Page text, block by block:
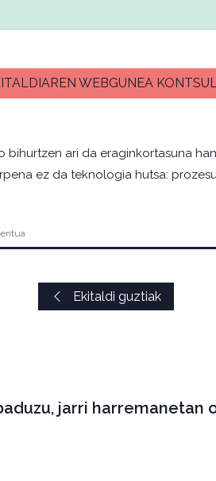
WEBGUNEA
ari da eraginkortasuna
ez da teknologia hutsa:
Ekitaldi guztiak
jarri harremanetan